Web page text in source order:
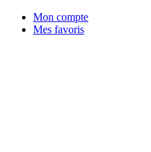
Mon compte
Mes favoris